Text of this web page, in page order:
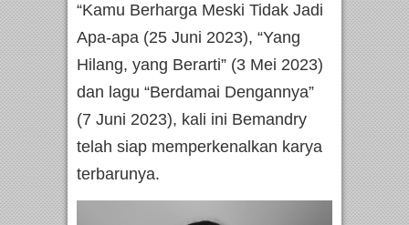
“Kamu Berharga Meski Tidak Jadi
Apa-apa (25 Juni 2023), “Yang
Hilang, yang Berarti” (3 Mei 2023)
dan lagu “Berdamai Dengannya”
(7 Juni 2023), kali ini Bemandry
telah siap memperkenalkan karya
terbarunya.